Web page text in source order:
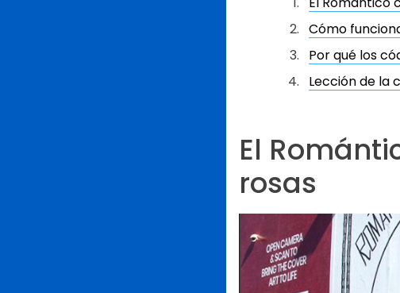
Cómo
Por qué los
Lección de la
El
rosas